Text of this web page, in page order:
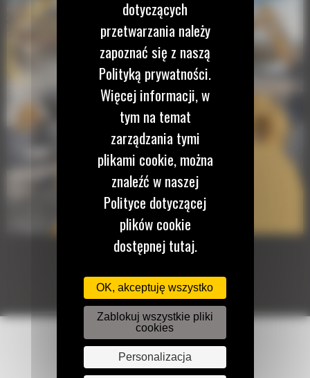
dotyczących
przetwarzania należy
zapoznać się z naszą
Polityką prywatności.
Więcej informacji, w
tym na temat
zarządzania tymi
plikami cookie, można
znaleźć w naszej
Polityce dotyczącej
plików cookie
dostępnej tutaj.
OK, akceptuję wszystko
Zablokuj wszystkie pliki
cookies
Personalizacja